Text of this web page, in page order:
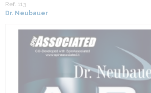
Ref. 113
Dr. Neubauer